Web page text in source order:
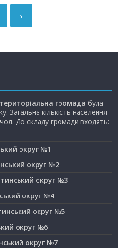
›
громада була
Загальна кількість населення
До складу громади входять:
округ №1
округ №2
округ №3
округ №4
округ №5
округ №6
округ №7